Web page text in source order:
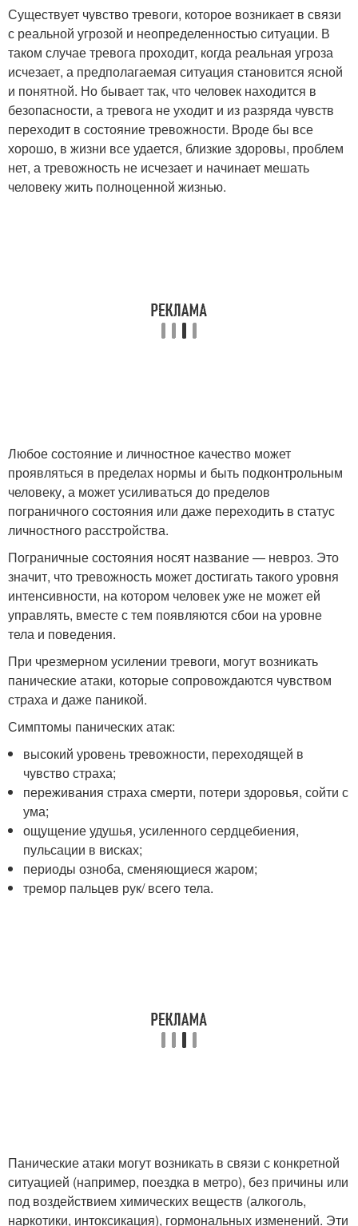
Существует чувство тревоги, которое возникает в связи
с реальной угрозой и неопределенностью ситуации. В
таком случае тревога проходит, когда реальная угроза
исчезает, а предполагаемая ситуация становится ясной
и понятной. Но бывает так, что человек находится в
безопасности, а тревога не уходит и из разряда чувств
переходит в состояние тревожности. Вроде бы все
хорошо, в жизни все удается, близкие здоровы, проблем
нет, а тревожность не исчезает и начинает мешать
человеку жить полноценной жизнью.
Любое состояние и личностное качество может
проявляться в пределах нормы и быть подконтрольным
человеку, а может усиливаться до пределов
пограничного состояния или даже переходить в статус
личностного расстройства.
Пограничные состояния носят название — невроз. Это
значит, что тревожность может достигать такого уровня
интенсивности, на котором человек уже не может ей
управлять, вместе с тем появляются сбои на уровне
тела и поведения.
При чрезмерном усилении тревоги, могут возникать
панические атаки, которые сопровождаются чувством
страха и даже паникой.
Симптомы панических атак:
высокий уровень тревожности, переходящей в
чувство страха;
переживания страха смерти, потери здоровья, сойти с
ума;
ощущение удушья, усиленного сердцебиения,
пульсации в висках;
периоды озноба, сменяющиеся жаром;
тремор пальцев рук/ всего тела.
Панические атаки могут возникать в связи с конкретной
ситуацией (например, поездка в метро), без причины или
под воздействием химических веществ (алкоголь,
наркотики, интоксикация), гормональных изменений. Эти